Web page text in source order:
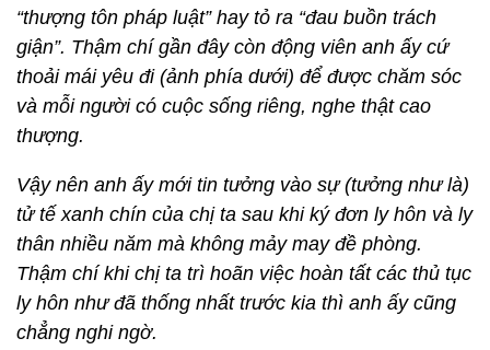
“thượng tôn pháp luật” hay tỏ ra “đau buồn trách
giận”. Thậm chí gần đây còn động viên anh ấy cứ
thoải mái yêu đi (ảnh phía dưới) để được chăm sóc
và mỗi người có cuộc sống riêng, nghe thật cao
thượng.
Vậy nên anh ấy mới tin tưởng vào sự (tưởng như là)
tử tế xanh chín của chị ta sau khi ký đơn ly hôn và ly
thân nhiều năm mà không mảy may đề phòng.
Thậm chí khi chị ta trì hoãn việc hoàn tất các thủ tục
ly hôn như đã thống nhất trước kia thì anh ấy cũng
chẳng nghi ngờ.